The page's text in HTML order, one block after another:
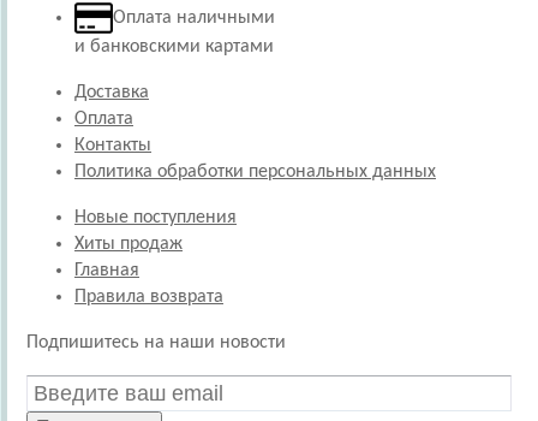
Оплата наличными
и банковскими картами
Доставка
Оплата
Контакты
Политика обработки персональных данных
Новые поступления
Хиты продаж
Главная
Правила возврата
Подпишитесь на наши новости